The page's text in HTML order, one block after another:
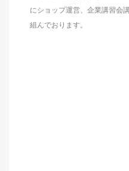
にショップ運営、企業講習会
組んでおります。